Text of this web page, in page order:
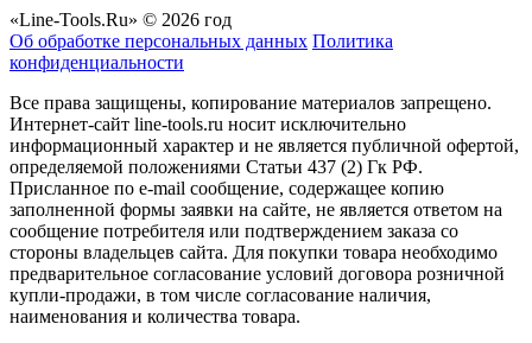
«Line-Tools.Ru» © 2026 год
Об обработке персональных данных Политика
конфиденциальности
Все права защищены, копирование материалов запрещено.
Интернет-сайт line-tools.ru носит исключительно
информационный характер и не является публичной офертой,
определяемой положениями Статьи 437 (2) Гк РФ.
Присланное по e-mail сообщение, содержащее копию
заполненной формы заявки на сайте, не является ответом на
сообщение потребителя или подтверждением заказа со
стороны владельцев сайта. Для покупки товара необходимо
предварительное согласование условий договора розничной
купли-продажи, в том числе согласование наличия,
наименования и количества товара.